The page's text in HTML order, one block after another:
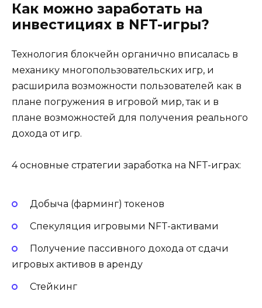
Как можно заработать на
инвестициях в NFT-игры?
Технология блокчейн органично вписалась в
механику многопользовательских игр, и
расширила возможности пользователей как в
плане погружения в игровой мир, так и в
плане возможностей для получения реального
дохода от игр.
4 основные стратегии заработка на NFT-играх:
Добыча (фарминг) токенов
Спекуляция игровыми NFT-активами
Получение пассивного дохода от сдачи
игровых активов в аренду
Стейкинг